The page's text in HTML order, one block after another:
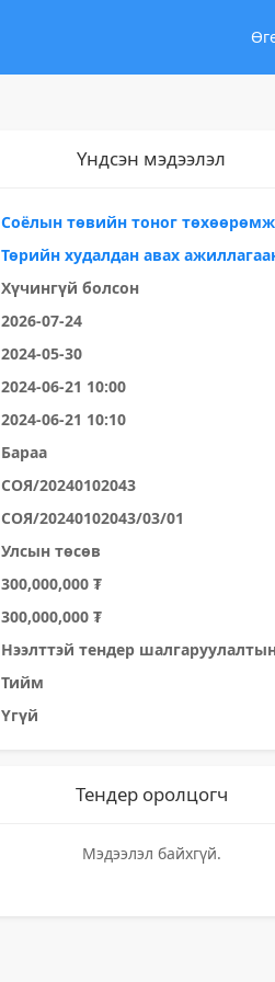
Үндсэн мэдээлэл
Соёлын төвийн тоног
Төрийн худалдан авах
Хүчингүй болсон
2026-07-24
2024-05-30
2024-06-21 10:00
2024-06-21 10:10
Бараа
СОЯ/20240102043
СОЯ/20240102043/03/01
Улсын төсөв
300,000,000 ₮
300,000,000 ₮
Нээлттэй тендер
Тийм
Үгүй
Тендер оролцогч
Мэдээлэл байхгүй.